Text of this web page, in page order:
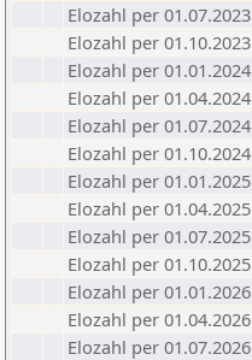
Elozahl per 01.07.2023
Elozahl per 01.10.2023
Elozahl per 01.01.2024
Elozahl per 01.04.2024
Elozahl per 01.07.2024
Elozahl per 01.10.2024
Elozahl per 01.01.2025
Elozahl per 01.04.2025
Elozahl per 01.07.2025
Elozahl per 01.10.2025
Elozahl per 01.01.2026
Elozahl per 01.04.2026
Elozahl per 01.07.2026